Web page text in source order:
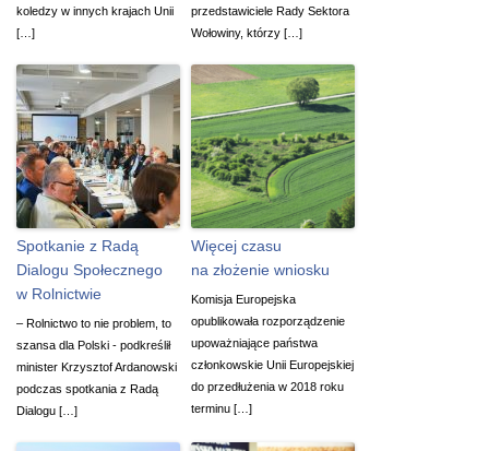
koledzy w innych krajach Unii
[…]
przedstawiciele Rady Sektora
Wołowiny, którzy […]
Spotkanie z Radą
Dialogu Społecznego
w Rolnictwie
– Rolnictwo to nie problem, to
szansa dla Polski - podkreślił
minister Krzysztof Ardanowski
podczas spotkania z Radą
Dialogu […]
Więcej czasu
na złożenie wniosku
Komisja Europejska
opublikowała rozporządzenie
upoważniające państwa
członkowskie Unii Europejskiej
do przedłużenia w 2018 roku
terminu […]